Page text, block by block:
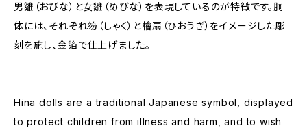
男雛（おびな）と女雛（めびな）を表現しているのが特徴です。胴
体には、それぞれ笏（しゃく）と檜扇（ひおうぎ）をイメージした彫
刻を施し、金箔で仕上げました。
Hina dolls are a traditional Japanese symbol, displayed
to protect children from illness and harm, and to wish